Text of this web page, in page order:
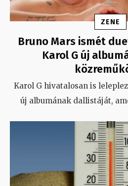
ZENE
Bruno Mars ismét
Karol G új
Karol G hivatalosan is
új albumának dallistáját,